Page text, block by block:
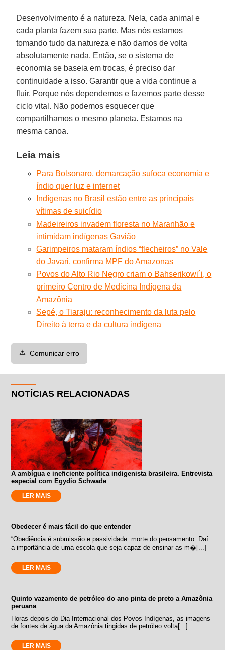
Desenvolvimento é a natureza. Nela, cada animal e
cada planta fazem sua parte. Mas nós estamos
tomando tudo da natureza e não damos de volta
absolutamente nada. Então, se o sistema de
economia se baseia em trocas, é preciso dar
continuidade a isso. Garantir que a vida continue a
fluir. Porque nós dependemos e fazemos parte desse
ciclo vital. Não podemos esquecer que
compartilhamos o mesmo planeta. Estamos na
mesma canoa.
Leia mais
Para Bolsonaro, demarcação sufoca economia e
índio quer luz e internet
Indígenas no Brasil estão entre as principais
vítimas de suicídio
Madeireiros invadem floresta no Maranhão e
intimidam indígenas Gavião
Garimpeiros mataram índios “flecheiros” no Vale
do Javari, confirma MPF do Amazonas
Povos do Alto Rio Negro criam o Bahserikowi´i, o
primeiro Centro de Medicina Indígena da
Amazônia
Sepé, o Tiaraju: reconhecimento da luta pelo
Direito à terra e da cultura indígena
⚠️ Comunicar erro
NOTÍCIAS RELACIONADAS
A ambígua e ineficiente política indigenista brasileira. Entrevista
especial com Egydio Schwade
LER MAIS
Obedecer é mais fácil do que entender
“Obediência é submissão e passividade: morte do pensamento. Daí
a importância de uma escola que seja capaz de ensinar as m�[...]
LER MAIS
Quinto vazamento de petróleo do ano pinta de preto a Amazônia
peruana
Horas depois do Dia Internacional dos Povos Indígenas, as imagens
de fontes de água da Amazônia tingidas de petróleo volta[...]
LER MAIS